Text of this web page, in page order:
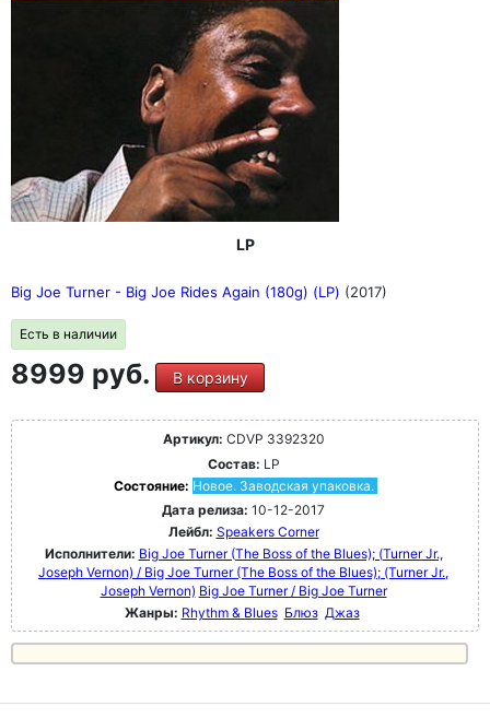
LP
Big Joe Turner - Big Joe Rides Again (180g) (LP) (2017)
Есть в наличии
8999 руб. В корзину
Артикул: CDVP 3392320
Состав: LP
Состояние: Новое. Заводская упаковка.
Дата релиза: 10-12-2017
Лейбл: Speakers Corner
Исполнители: Big Joe Turner (The Boss of the Blues); (Turner Jr.,
Joseph Vernon) / Big Joe Turner (The Boss of the Blues); (Turner Jr.,
Joseph Vernon) Big Joe Turner / Big Joe Turner
Жанры: Rhythm & Blues Блюз Джаз